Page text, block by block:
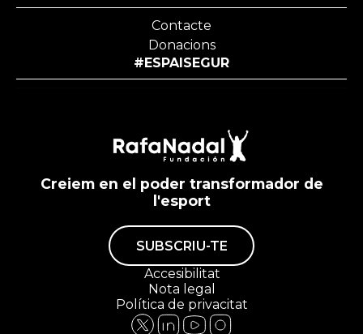
Contacte
Donacions
#ESPAISEGUR
Creiem en el poder transformador de
l'esport
SUBSCRIU-TE
Accesibilitat
Nota legal
Política de privacitat